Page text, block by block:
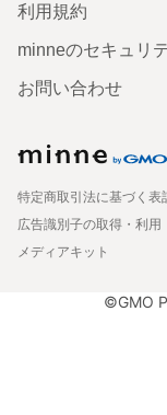
利用規約
minneのセキュリ
お問い合わせ
特定商取引法に基づく表
広告識別子の取得・利用
メディアキット
©GMO